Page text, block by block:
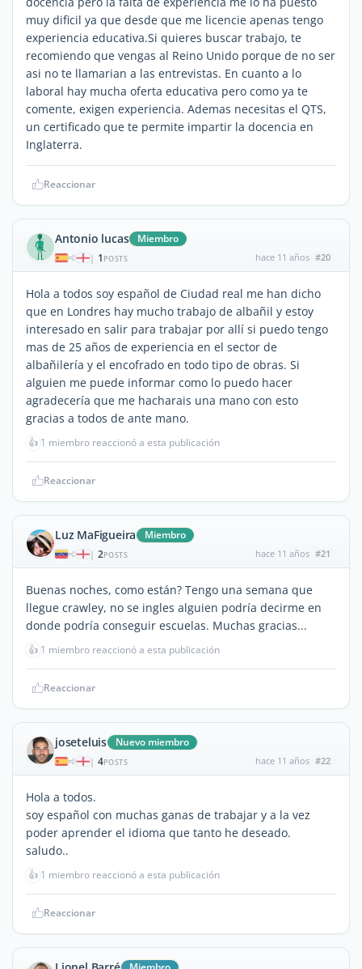
muy dificil ya que desde que me licencie apenas tengo
experiencia educativa.Si quieres buscar trabajo, te
recomiendo que vengas al Reino Unido porque de no ser
asi no te llamarian a las entrevistas. En cuanto a lo
laboral hay mucha oferta educativa pero como ya te
comente, exigen experiencia. Ademas necesitas el QTS,
un certificado que te permite impartir la docencia en
Inglaterra.
Reaccionar
Antonio lucas Miembro
| 1 POSTS hace 11 años #20
Hola a todos soy español de Ciudad real me han dicho
que en Londres hay mucho trabajo de albañil y estoy
interesado en salir para trabajar por allí si puedo tengo
mas de 25 años de experiencia en el sector de
albañilería y el encofrado en todo tipo de obras. Si
alguien me puede informar como lo puedo hacer
agradecería que me hacharais una mano con esto
gracias a todos de ante mano.
👍 1 miembro reaccionó a esta publicación
Reaccionar
Luz MaFigueira Miembro
| 2POSTS hace 11 años #21
Buenas noches, como están? Tengo una semana que
llegue crawley, no se ingles alguien podría decirme en
donde podría conseguir escuelas. Muchas gracias...
👍 1 miembro reaccionó a esta publicación
Reaccionar
joseteluis Nuevo miembro
| 4POSTS hace 11 años #22
Hola a todos.
soy español con muchas ganas de trabajar y a la vez
poder aprender el idioma que tanto he deseado.
saludo..
👍 1 miembro reaccionó a esta publicación
Reaccionar